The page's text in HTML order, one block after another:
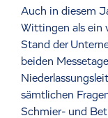
Auch in diesem
Wittingen als ein
Stand der
beiden
sämtlichen
Schmier- und